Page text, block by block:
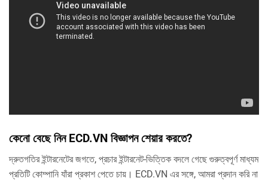
কেনো বেছে নিন ECD.VN বিজ্ঞাপন শেয়ার করতে?
দ্রুতগতির ইন্টারনেটের জগতে, প্রচার ইন্টারনেট-ভিত্তিক বদলে গেছে গুরুত্বপূর্ণ মাধ্যম
প্রতিটি কোম্পানি যাঁরা প্রকাশ পেতে চায়। ECD.VN এর সঙ্গে, আমরা প্রদান করি না